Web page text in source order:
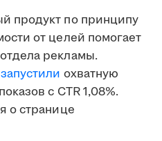
продукт по принципу
от целей помогает
рекламы.
запустили охватную
с CTR 1,08%.
о странице